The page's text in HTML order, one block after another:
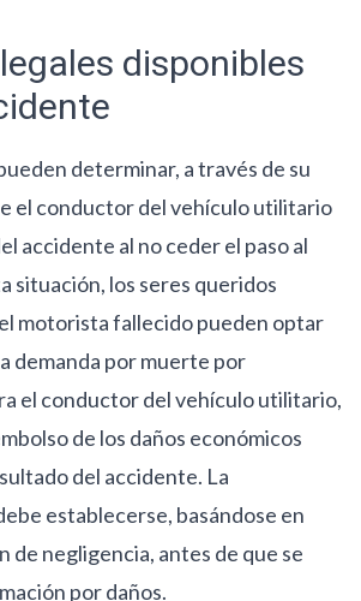
disponibles
determinar, a través de su
el conductor del vehículo utilitario
accidente al no ceder el paso al
situación, los seres queridos
motorista fallecido pueden optar
demanda por muerte por
el conductor del vehículo utilitario,
de los daños económicos
del accidente. La
establecerse, basándose en
de negligencia, antes de que se
por daños.